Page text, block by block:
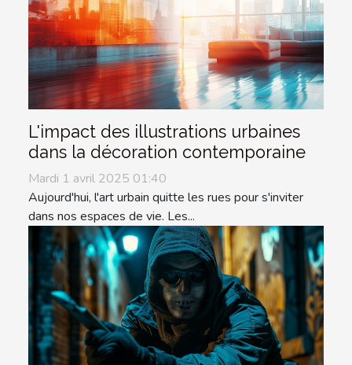
L'impact des illustrations urbaines
dans la décoration contemporaine
Mardi 1 avril 2025 01:40
Aujourd'hui, l'art urbain quitte les rues pour s'inviter
dans nos espaces de vie. Les...